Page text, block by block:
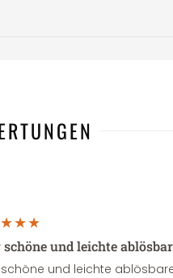
schöne und leichte
schöne und leichte